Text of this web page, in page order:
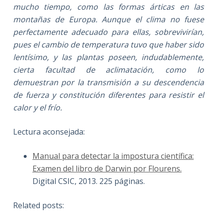
mucho tiempo, como las formas árticas en las
montañas de Europa. Aunque el clima no fuese
perfectamente adecuado para ellas, sobrevivirían,
pues el cambio de temperatura tuvo que haber sido
lentísimo, y las plantas poseen, indudablemente,
cierta facultad de aclimatación, como lo
demuestran por la transmisión a su descendencia
de fuerza y constitución diferentes para resistir el
calor y el frío.
Lectura aconsejada:
Manual para detectar la impostura científica:
Examen del libro de Darwin por Flourens.
Digital CSIC, 2013. 225 páginas.
Related posts: